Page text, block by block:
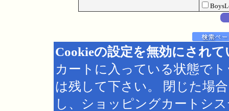
Cookieの設定を無効にされ
カートに入っている状態で
は残して下さい。 閉じた場
し、ショッピングカートシ